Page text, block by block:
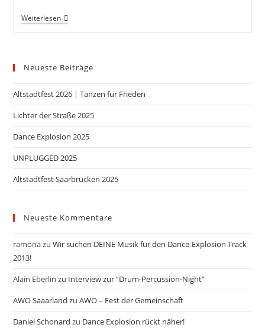
Weiterlesen
Neueste Beiträge
Altstadtfest 2026 | Tanzen für Frieden
Lichter der Straße 2025
Dance Explosion 2025
UNPLUGGED 2025
Altstadtfest Saarbrücken 2025
Neueste Kommentare
ramonazuWir suchen DEINE Musik für den Dance-Explosion Track
2013!
Alain Eberlin zu Interview zur “Drum-Percussion-Night”
AWO Saaarland zuAWO – Fest der Gemeinschaft
Daniel Schonard zu Dance Explosion rückt näher!